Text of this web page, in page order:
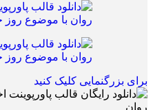
برای بزرگنمایی کلیک کنید